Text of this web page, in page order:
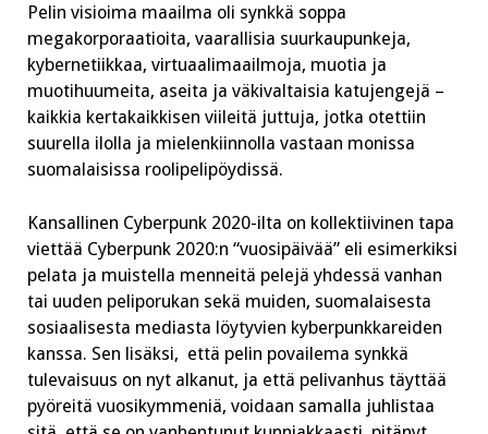
Pelin visioima maailma oli synkkä soppa
megakorporaatioita, vaarallisia suurkaupunkeja,
kybernetiikkaa, virtuaalimaailmoja, muotia ja
muotihuumeita, aseita ja väkivaltaisia katujengejä –
kaikkia kertakaikkisen viileitä juttuja, jotka otettiin
suurella ilolla ja mielenkiinnolla vastaan monissa
suomalaisissa roolipelipöydissä.
Kansallinen Cyberpunk 2020-ilta on kollektiivinen tapa
viettää Cyberpunk 2020:n “vuosipäivää” eli esimerkiksi
pelata ja muistella menneitä pelejä yhdessä vanhan
tai uuden peliporukan sekä muiden, suomalaisesta
sosiaalisesta mediasta löytyvien kyberpunkkareiden
kanssa. Sen lisäksi, että pelin povailema synkkä
tulevaisuus on nyt alkanut, ja että pelivanhus täyttää
pyöreitä vuosikymmeniä, voidaan samalla juhlistaa